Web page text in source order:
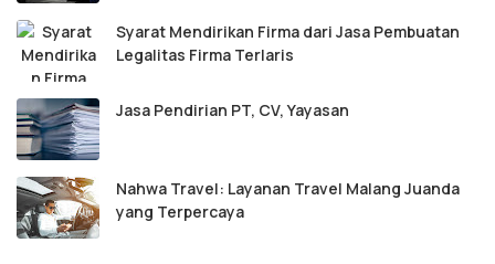
Syarat Mendirikan Firma dari Jasa Pembuatan
Legalitas Firma Terlaris
Jasa Pendirian PT, CV, Yayasan
Nahwa Travel: Layanan Travel Malang Juanda
yang Terpercaya